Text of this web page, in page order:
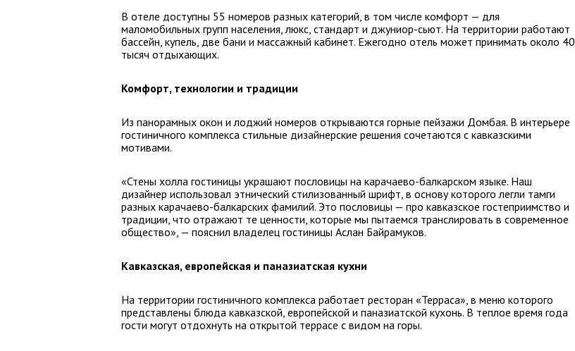
В отеле доступны 55 номеров разных категорий, в том числе комфорт — для
маломобильных групп населения, люкс, стандарт и джуниор-сьют. На территории работают
бассейн, купель, две бани и массажный кабинет. Ежегодно отель может принимать около 40
тысяч отдыхающих.
Комфорт, технологии и традиции
Из панорамных окон и лоджий номеров открываются горные пейзажи Домбая. В интерьере
гостиничного комплекса стильные дизайнерские решения сочетаются с кавказскими
мотивами.
«Стены холла гостиницы украшают пословицы на карачаево-балкарском языке. Наш
дизайнер использовал этнический стилизованный шрифт, в основу которого легли тамги
разных карачаево-балкарских фамилий. Это пословицы — про кавказское гостеприимство и
традиции, что отражают те ценности, которые мы пытаемся транслировать в современное
общество», — пояснил владелец гостиницы Аслан Байрамуков.
Кавказская, европейская и паназиатская кухни
На территории гостиничного комплекса работает ресторан «Терраса», в меню которого
представлены блюда кавказской, европейской и паназиатской кухонь. В теплое время года
гости могут отдохнуть на открытой террасе с видом на горы.